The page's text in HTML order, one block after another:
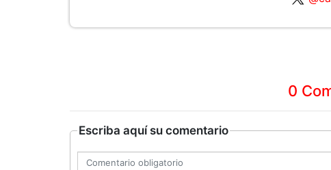
0
Escriba aquí su comentario